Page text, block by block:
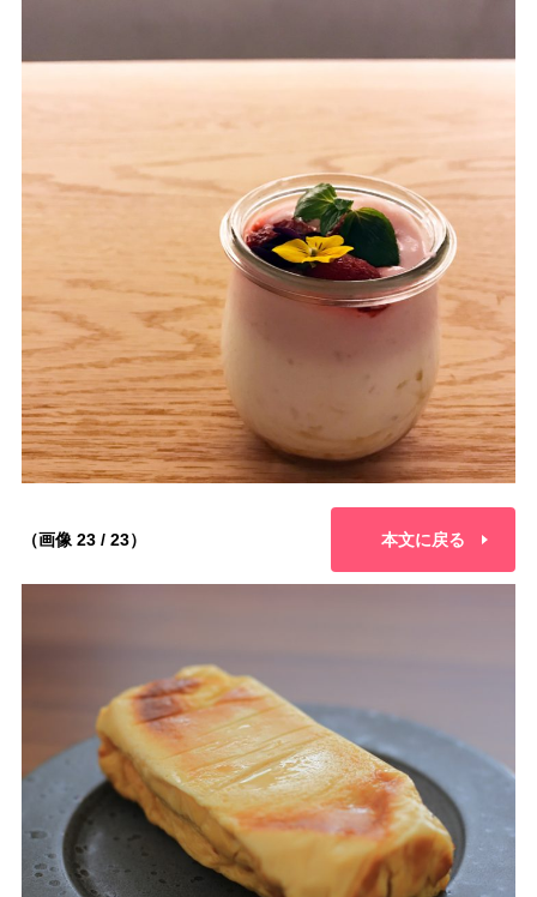
（画像 23 / 23） 本文に戻る